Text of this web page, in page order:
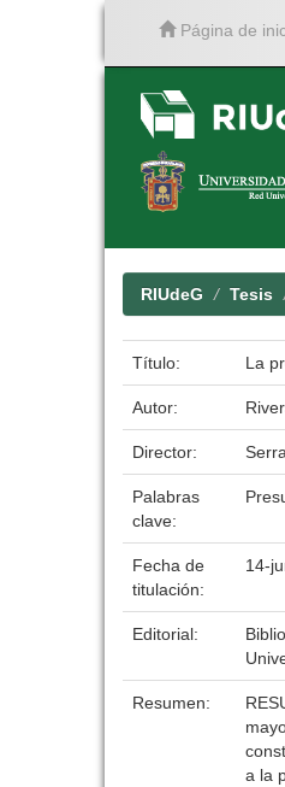
Página de
RIUdeG Tesis
Título: La
Autor:
Director:
Palabras
clave:
Fecha de
titulación:
14-
Editorial:
Resumen:
a la